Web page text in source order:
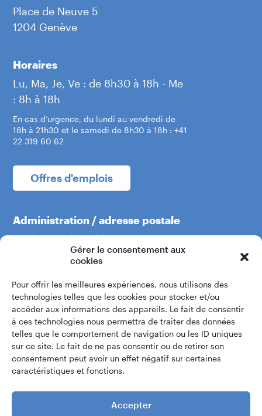
Gérer le consentement aux
cookies
Pour offrir les meilleures expériences, nous utilisons des
technologies telles que les cookies pour stocker et/ou
accéder aux informations des appareils. Le fait de consentir
à ces technologies nous permettra de traiter des données
telles que le comportement de navigation ou les ID uniques
sur ce site. Le fait de ne pas consentir ou de retirer son
consentement peut avoir un effet négatif sur certaines
caractéristiques et fonctions.
Accepter
Place de Neuve 5
1204 Genève
Horaires
Lu, Ma, Je, Ve : de 8h30 à 18h - Me
: 8h à 18h
En cas d’urgence, du lundi au vendredi de
18h à 21h30 et le samedi de 8h30 à 18h : +41
22 319 60 62
Offres d'emplois
Administration / adresse postale
Boulevard du Théâtre 5
1204 Genève
+41 22 319 60 60
Écrivez-nous
Accès intranet